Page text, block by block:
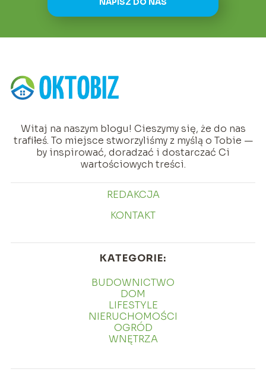
NAPISZ DO NAS
Witaj na naszym blogu! Cieszymy się, że do nas
trafiłeś. To miejsce stworzyliśmy z myślą o Tobie —
by inspirować, doradzać i dostarczać Ci
wartościowych treści.
REDAKCJA
KONTAKT
KATEGORIE:
BUDOWNICTWO
DOM
LIFESTYLE
NIERUCHOMOŚCI
OGRÓD
WNĘTRZA